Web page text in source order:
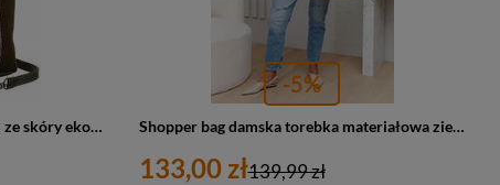
Shopper bag torba damska khaki ze skóry eko wzór skóry węża - David Jones 6885-5
-5%
Shopper bag damska torebka materiałowa zielona - Peterson 3301-CO
133,00 zł139,99 zł